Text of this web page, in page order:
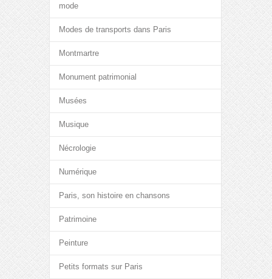
mode
Modes de transports dans Paris
Montmartre
Monument patrimonial
Musées
Musique
Nécrologie
Numérique
Paris, son histoire en chansons
Patrimoine
Peinture
Petits formats sur Paris